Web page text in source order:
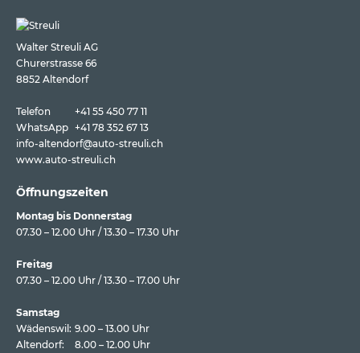
Walter Streuli AG
Churerstrasse 66
8852 Altendorf
Telefon
+41 55 450 77 11
WhatsApp +41 78 352 67 13
info-altendorf@auto-streuli.ch
www.auto-streuli.ch
Öffnungszeiten
Montag bis Donnerstag
07.30 – 12.00 Uhr / 13.30 – 17.30 Uhr
Freitag
07.30 – 12.00 Uhr / 13.30 – 17.00 Uhr
Samstag
Wädenswil: 9.00 – 13.00 Uhr
Altendorf:
8.00 – 12.00 Uhr